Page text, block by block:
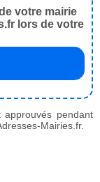
votre mairie
lors de votre
pendant
Mairies.fr.